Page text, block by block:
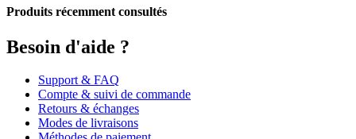
Produits récemment consultés
Besoin d'aide ?
Support & FAQ
Compte & suivi de commande
Retours & échanges
Modes de livraisons